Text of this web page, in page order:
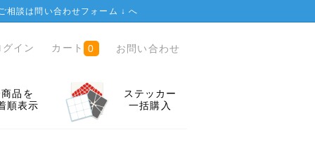
相談は問い合わせフォーム ↓へ
グイン カート 0 お問い合わせ
品を
順表示
ステッカー
一括購入